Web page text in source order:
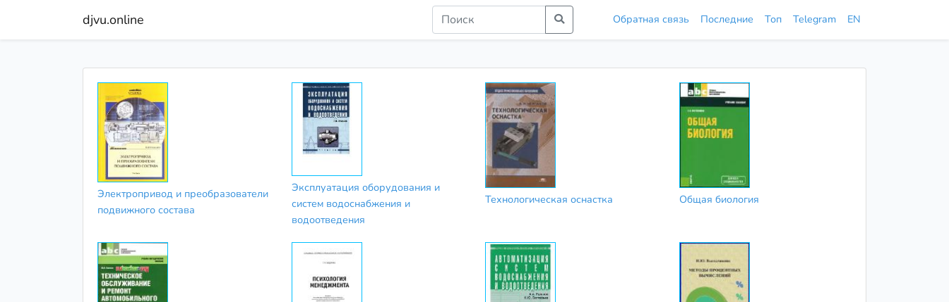
djvu.online Обратная связь Последние Топ Telegram EN
Электропривод и преобразователи
подвижного состава
Эксплуатация оборудования и
систем водоснабжения и
водоотведения
Технологическая оснастка Общая биология